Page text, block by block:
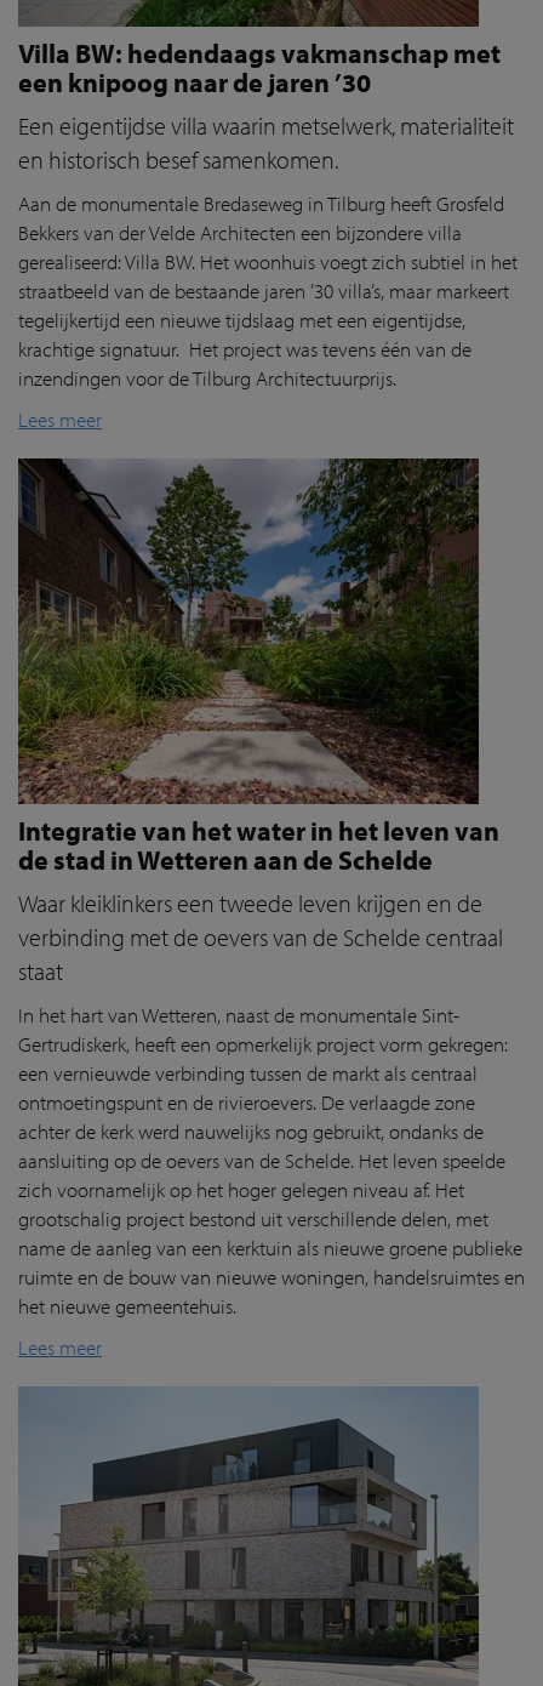
Villa BW: hedendaags vakmanschap met
een knipoog naar de jaren ’30
Een eigentijdse villa waarin metselwerk, materialiteit
en historisch besef samenkomen.
Aan de monumentale Bredaseweg in Tilburg heeft Grosfeld
Bekkers van der Velde Architecten een bijzondere villa
gerealiseerd: Villa BW. Het woonhuis voegt zich subtiel in het
straatbeeld van de bestaande jaren ’30 villa’s, maar markeert
tegelijkertijd een nieuwe tijdslaag met een eigentijdse,
krachtige signatuur. Het project was tevens één van de
inzendingen voor de Tilburg Architectuurprijs.
Lees meer
Integratie van het water in het leven van
de stad in Wetteren aan de Schelde
Waar kleiklinkers een tweede leven krijgen en de
verbinding met de oevers van de Schelde centraal
staat
In het hart van Wetteren, naast de monumentale Sint-
Gertrudiskerk, heeft een opmerkelijk project vorm gekregen:
een vernieuwde verbinding tussen de markt als centraal
ontmoetingspunt en de rivieroevers. De verlaagde zone
achter de kerk werd nauwelijks nog gebruikt, ondanks de
aansluiting op de oevers van de Schelde. Het leven speelde
zich voornamelijk op het hoger gelegen niveau af. Het
grootschalig project bestond uit verschillende delen, met
name de aanleg van een kerktuin als nieuwe groene publieke
ruimte en de bouw van nieuwe woningen, handelsruimtes en
het nieuwe gemeentehuis.
Lees meer